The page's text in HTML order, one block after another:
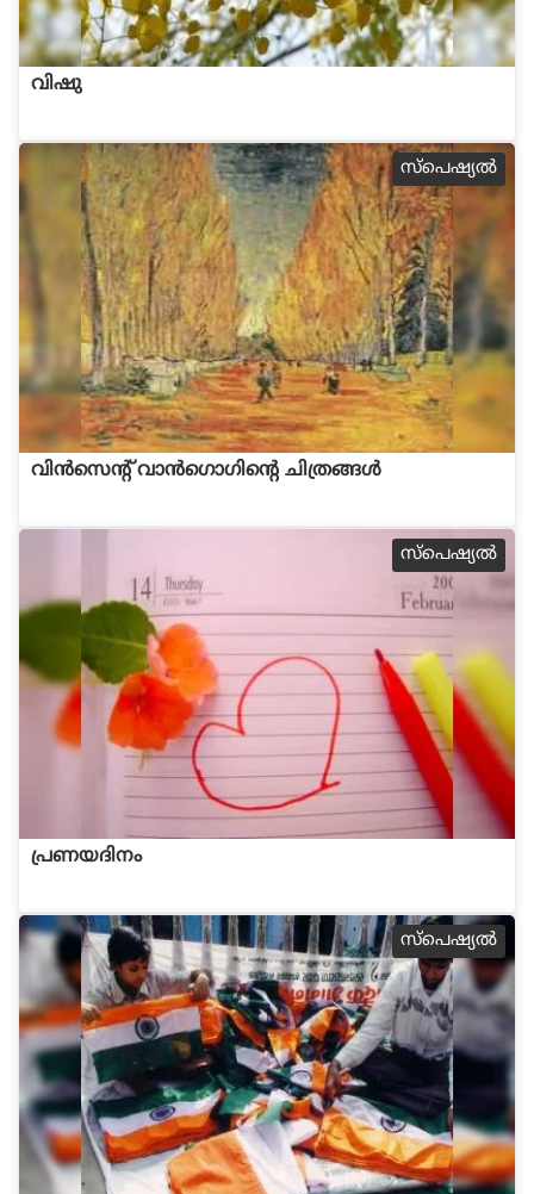
വിഷു
സ്പെഷ്യല്‍
വിന്‍സെന്‍റ് വാന്‍ഗൊഗിന്‍റെ ചിത്രങ്ങള്‍
സ്പെഷ്യല്‍
പ്രണയദിനം
സ്പെഷ്യല്‍